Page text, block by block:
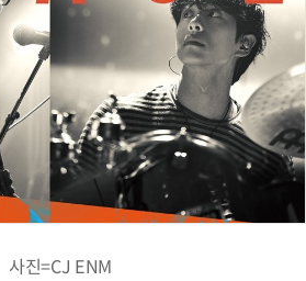
사진=CJ ENM